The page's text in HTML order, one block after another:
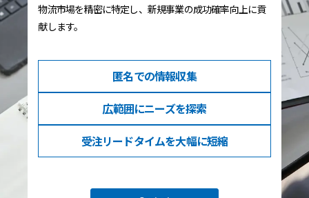
物流市場を精密に特定し、新規事業の成功確率向上に貢
献します。
匿名での情報収集
広範囲にニーズを探索
受注リードタイムを大幅に短縮